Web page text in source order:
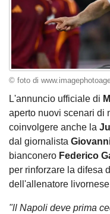
© foto di
L'annuncio ufficiale di
aperto nuovi scenari di
coinvolgere anche la
dal giornalista
bianconero Federico
per rinforzare la difesa
dell'allenatore
"ll Napoli deve prima